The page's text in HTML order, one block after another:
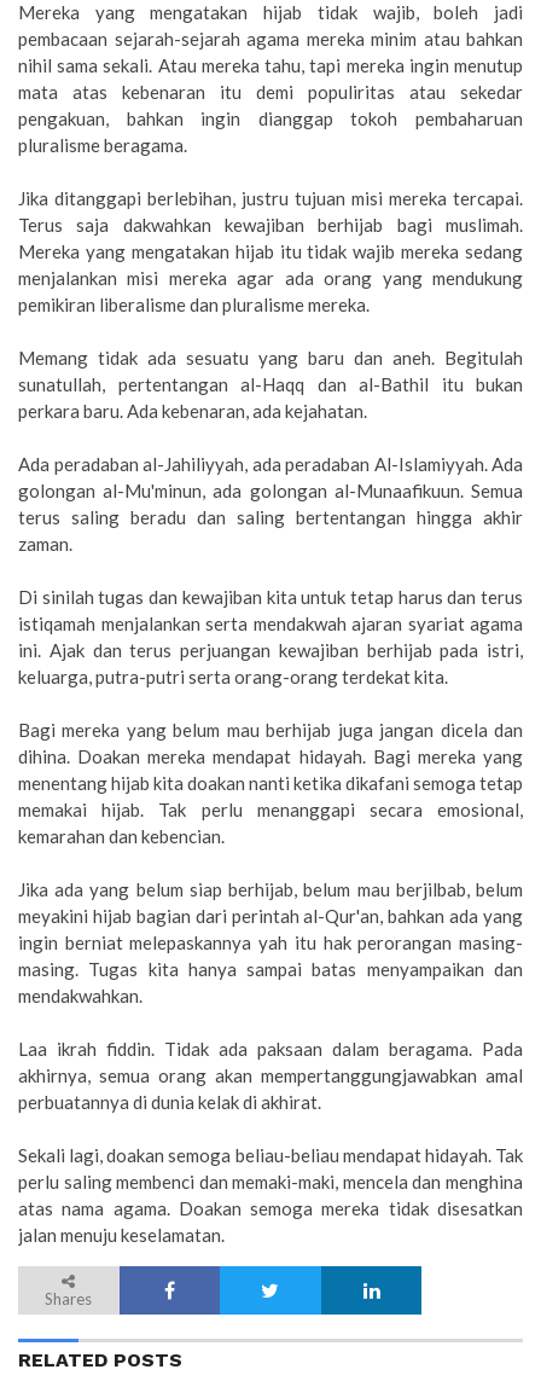
Mereka yang mengatakan hijab tidak wajib, boleh jadi
pembacaan sejarah-sejarah agama mereka minim atau bahkan
nihil sama sekali. Atau mereka tahu, tapi mereka ingin menutup
mata atas kebenaran itu demi populiritas atau sekedar
pengakuan, bahkan ingin dianggap tokoh pembaharuan
pluralisme beragama.
Jika ditanggapi berlebihan, justru tujuan misi mereka tercapai.
Terus saja dakwahkan kewajiban berhijab bagi muslimah.
Mereka yang mengatakan hijab itu tidak wajib mereka sedang
menjalankan misi mereka agar ada orang yang mendukung
pemikiran liberalisme dan pluralisme mereka.
Memang tidak ada sesuatu yang baru dan aneh. Begitulah
sunatullah, pertentangan al-Haqq dan al-Bathil itu bukan
perkara baru. Ada kebenaran, ada kejahatan.
Ada peradaban al-Jahiliyyah, ada peradaban Al-Islamiyyah. Ada
golongan al-Mu'minun, ada golongan al-Munaafikuun. Semua
terus saling beradu dan saling bertentangan hingga akhir
zaman.
Di sinilah tugas dan kewajiban kita untuk tetap harus dan terus
istiqamah menjalankan serta mendakwah ajaran syariat agama
ini. Ajak dan terus perjuangan kewajiban berhijab pada istri,
keluarga, putra-putri serta orang-orang terdekat kita.
Bagi mereka yang belum mau berhijab juga jangan dicela dan
dihina. Doakan mereka mendapat hidayah. Bagi mereka yang
menentang hijab kita doakan nanti ketika dikafani semoga tetap
memakai hijab. Tak perlu menanggapi secara emosional,
kemarahan dan kebencian.
Jika ada yang belum siap berhijab, belum mau berjilbab, belum
meyakini hijab bagian dari perintah al-Qur'an, bahkan ada yang
ingin berniat melepaskannya yah itu hak perorangan masing-
masing. Tugas kita hanya sampai batas menyampaikan dan
mendakwahkan.
Laa ikrah fiddin. Tidak ada paksaan dalam beragama. Pada
akhirnya, semua orang akan mempertanggungjawabkan amal
perbuatannya di dunia kelak di akhirat.
Sekali lagi, doakan semoga beliau-beliau mendapat hidayah. Tak
perlu saling membenci dan memaki-maki, mencela dan menghina
atas nama agama. Doakan semoga mereka tidak disesatkan
jalan menuju keselamatan.
Shares
RELATED POSTS